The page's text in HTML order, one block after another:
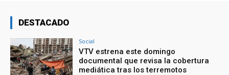
DESTACADO
Social
VTV estrena este domingo
documental que revisa la cobertura
mediática tras los terremotos